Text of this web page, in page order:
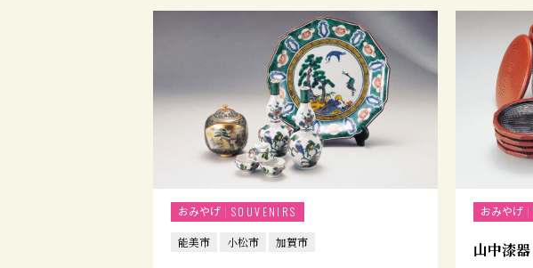
おみやげ
SOUVENIRS
能美市
小松市 加賀市
おみやげ
山中漆器